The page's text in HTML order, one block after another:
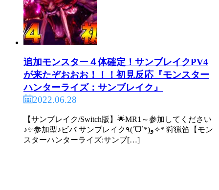
追加モンスター４体確定！サンブレイクPV4
が来たぞおおお！！！初見反応『モンスター
ハンターライズ：サンブレイク』
2022.06.28
【サンブレイク/Switch版】🌟MR1～参加してください
♪✨参加型♪ビバ サンブレイク٩(ˊᗜˋ*)و✧* 狩猟笛【モン
スターハンターライズ:サンブ[…]